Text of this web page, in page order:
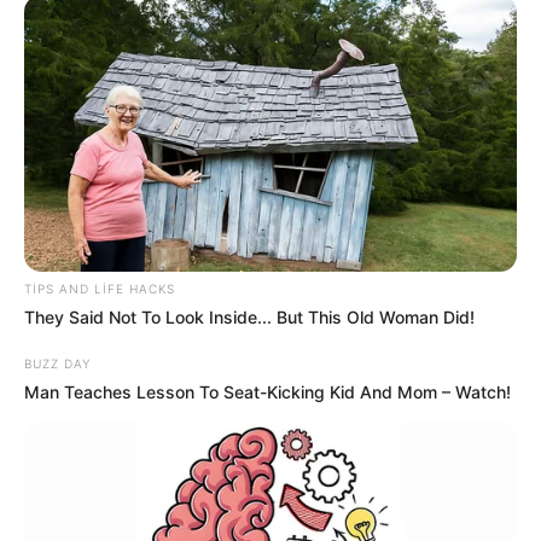
19:28 / 05 Avqust 2026 DÜNYA
TƏCİLİ! Qardaş ölkə kritik sistemi Bakıya
təhvil verdi -Tarixdə İLK
108 0 0
19:14 / 05 Avqust 2026
ABŞ və İran arasındakritik 48 saat
TIPS AND LIFE HACKS
They Said Not To Look Inside... But This Old Woman Did!
BUZZ DAY
Man Teaches Lesson To Seat-Kicking Kid And Mom – Watch!